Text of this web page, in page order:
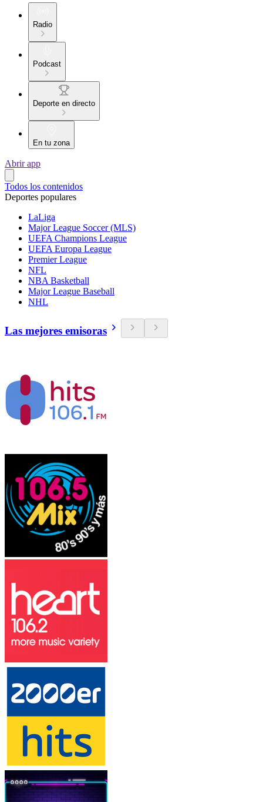
Radio
Podcast
Deporte en directo
En tu zona
Abrir app
Todos los contenidos
Deportes populares
LaLiga
Major League Soccer (MLS)
UEFA Champions League
UEFA Europa League
Premier League
NFL
NBA Basketball
Major League Baseball
NHL
Las mejores emisoras